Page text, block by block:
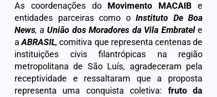
As coordenações do Movimento MACAIB e
entidades parceiras como o Instituto De Boa
News, a União dos Moradores da Vila Embratele
aABRASIL,comitiva que representa centenas de
instituições civis filantrópicas na região
metropolitana de São Luís, agradeceram pela
receptividade e ressaltaram que a proposta
representa uma conquista coletiva: fruto da